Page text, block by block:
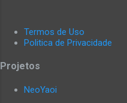
Termos de Uso
Politica de Privacidade
Projetos
NeoYaoi